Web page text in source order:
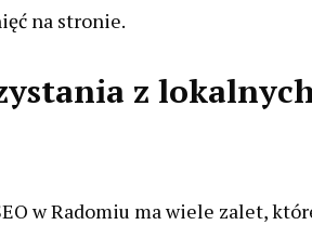
na stronie.
z
w Radomiu ma wiele zalet,